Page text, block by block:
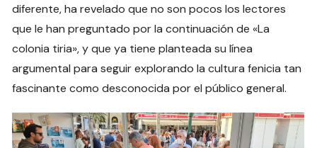
diferente, ha revelado que no son pocos los lectores
que le han preguntado por la continuación de «La
colonia tiria», y que ya tiene planteada su línea
argumental para seguir explorando la cultura fenicia tan
fascinante como desconocida por el público general.